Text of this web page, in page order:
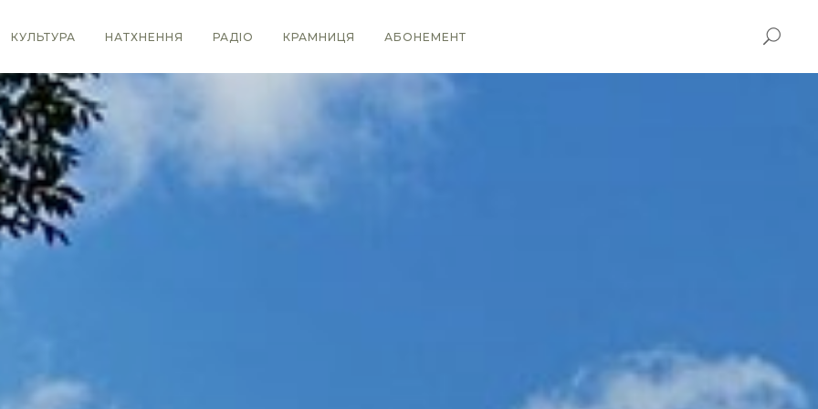
КУЛЬТУРА НАТХНЕННЯ РАДІО КРАМНИЦЯ АБОНЕМЕНТ